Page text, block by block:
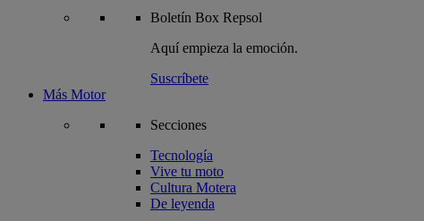
Boletín Box Repsol
Aquí empieza la emoción.
Suscríbete
Más Motor
Secciones
Tecnología
Vive tu moto
Cultura Motera
De leyenda